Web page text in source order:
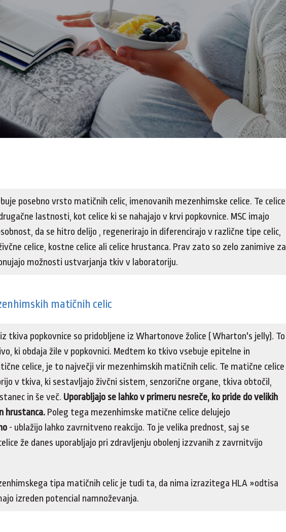
posebno vrsto matičnih celic, imenovanih mezenhimske celice. Te celice
lastnosti, kot celice ki se nahajajo v krvi popkovnice. MSC imajo
da se hitro delijo , regenerirajo in diferencirajo v različne tipe celic,
celice, kostne celice ali celice hrustanca. Prav zato so zelo zanimive za
možnosti ustvarjanja tkiv v laboratoriju.
matičnih celic
tkiva popkovnice so pridobljene iz Whartonove žolice ( Wharton's jelly). To
ki obdaja žile v popkovnici. Medtem ko tkivo vsebuje epitelne in
celice, je to največji vir mezenhimskih matičnih celic. Te matične celice
v tkiva, ki sestavljajo živčni sistem, senzorične organe, tkiva obtočil,
in še več. Uporabljajo se lahko v primeru nesreče, ko pride do velikih
hrustanca. Poleg tega mezenhimske matične celice delujejo
- ublažijo lahko zavrnitveno reakcijo. To je velika prednost, saj se
že danes uporabljajo pri zdravljenju obolenj izzvanih z zavrnitvijo
tipa matičnih celic je tudi ta, da nima izrazitega HLA »odtisa
izreden potencial namnoževanja.